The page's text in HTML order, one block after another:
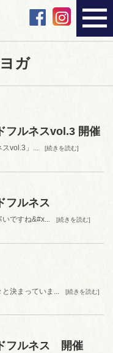
ガ
フルネスvol.3 開催
スvol.3」... [続きを読む]
フルネス
ですね&#x... [続きを読む]
決まっていま... [続きを読む]
フルネス 開催